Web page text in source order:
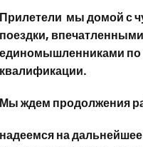
Прилетели мы домой с
поездки,
единомышленниками
квалификации.
Мы ждем продолжения
надеемся на